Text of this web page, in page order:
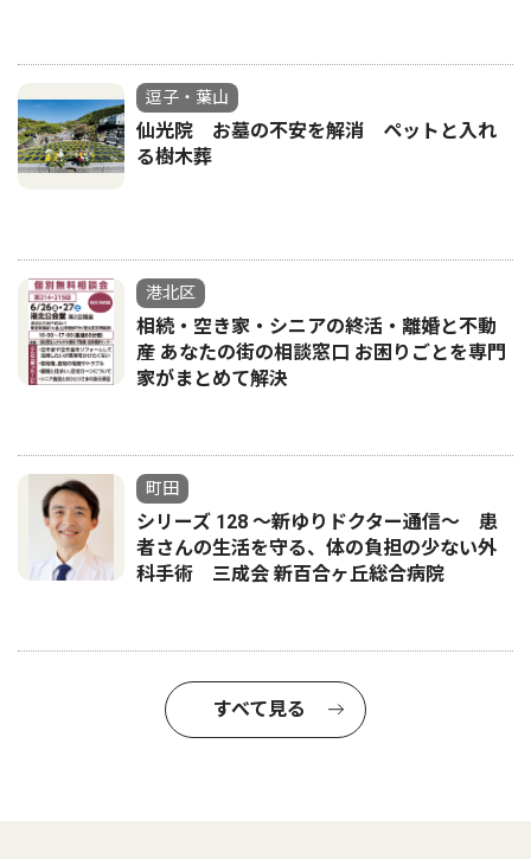
逗子・葉山
仙光院 お墓の不安を解消 ペットと入れ
る樹木葬
港北区
相続・空き家・シニアの終活・離婚と不動
産 あなたの街の相談窓口 お困りごとを専門
家がまとめて解決
町田
シリーズ 128 〜新ゆりドクター通信〜 患
者さんの生活を守る、体の負担の少ない外
科手術 三成会 新百合ヶ丘総合病院
すべて見る